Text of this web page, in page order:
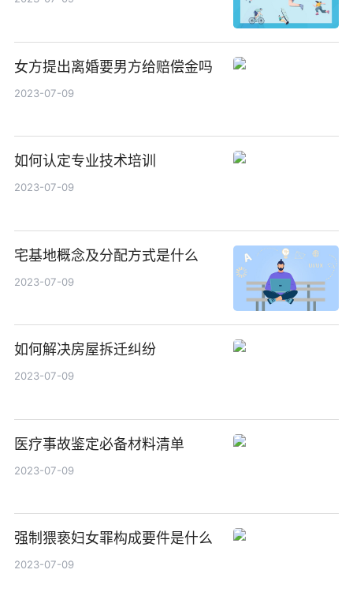
女方提出离婚要男方给赔偿金吗
2023-07-09
如何认定专业技术培训
2023-07-09
宅基地概念及分配方式是什么
2023-07-09
如何解决房屋拆迁纠纷
2023-07-09
医疗事故鉴定必备材料清单
2023-07-09
强制猥亵妇女罪构成要件是什么
2023-07-09